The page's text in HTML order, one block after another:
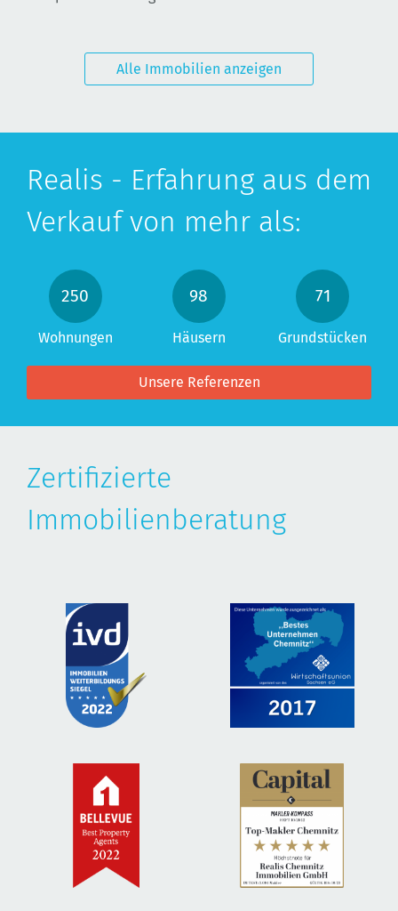
Alle Immobilien anzeigen
Realis - Erfahrung aus dem
Verkauf von mehr als:
358
Wohnungen
200
Häusern
246
Grundstücken
Unsere Referenzen
Zertifizierte
Immobilienberatung